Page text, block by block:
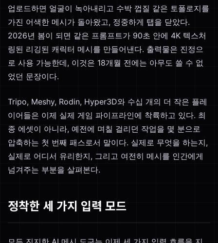
업로드하면 얼굴이 녹아내리고 수박 껍질 같은 토폴로지를
가진 어색한 메시가 돌아왔고, 정중하게 탭을 닫았다.
2026년 봄이 되면 같은 프롬프트가 90초 안에 4K 텍스처
링된 리깅된 캐릭터 메시를 만들어낸다. 출력물은 진정으
로 사용 가능한데, 이것은 18개월 전에는 아무도 쓸 수 없
었던 문장이다.
Tripo, Meshy, Rodin, Hyper3D와 수십 개의 더 작은 플레
이어들은 이제 실제 게임 파이프라인에 착륙하고 있다. 최
종 에셋이 아니라, 예전에 며칠 걸리던 작업을 몇 분으로
압축하는 첫 번째 패스로서 말이다. 실제로 무엇을 하는지,
실제로 어디서 유리한지, 그리고 여전히 메시를 인간에게
넘겨주는 부분을 살펴본다.
정착한 세 가지 입력 모드